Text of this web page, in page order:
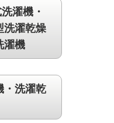
濯機・
洗濯乾燥
濯機
・洗濯乾